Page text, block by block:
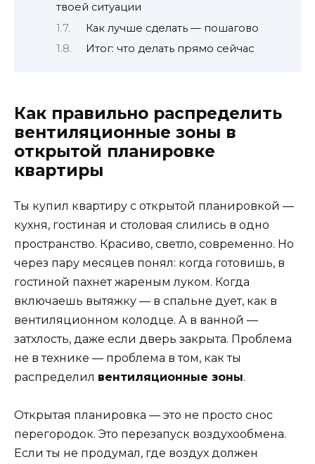
твоей ситуации
Как лучше сделать — пошагово
Итог: что делать прямо сейчас
Как правильно распределить
вентиляционные зоны в
открытой планировке
квартиры
Ты купил квартиру с открытой планировкой —
кухня, гостиная и столовая слились в одно
пространство. Красиво, светло, современно. Но
через пару месяцев понял: когда готовишь, в
гостиной пахнет жареным луком. Когда
включаешь вытяжку — в спальне дует, как в
вентиляционном колодце. А в ванной —
затхлость, даже если дверь закрыта. Проблема
не в технике — проблема в том, как ты
распределил вентиляционные зоны.
Открытая планировка — это не просто снос
перегородок. Это перезапуск воздухообмена.
Если ты не продумал, где воздух должен